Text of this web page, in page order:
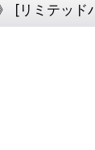
[リミテッ